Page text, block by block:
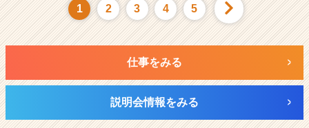
1 2 3 4 5
仕事をみる
説明会情報をみる